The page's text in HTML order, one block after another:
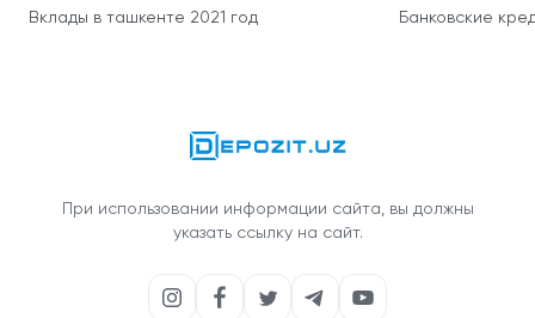
Вклады в ташкенте 2021 год Банковские
При использовании информации сайта, вы должны
указать ссылку на сайт.